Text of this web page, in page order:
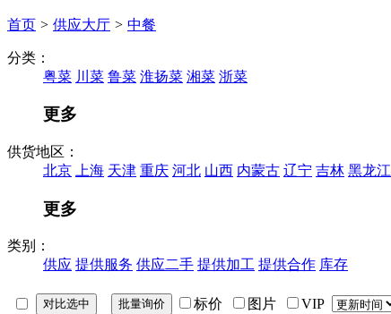
首页 > 供应大厅 > 中餐
分类：
粤菜 川菜 鲁菜 淮扬菜 湘菜 浙菜
更多
供货地区：
北京
上海 天津 重庆 河北 山西 内蒙古 辽宁 吉林 黑龙江
更多
类别：
供应 提供服务 供应二手 提供加工 提供合作 库存
标价 图片 VIP